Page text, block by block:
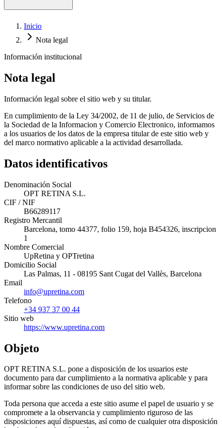
Inicio
Nota legal
Información institucional
Nota legal
Información legal sobre el sitio web y su titular.
En cumplimiento de la Ley 34/2002, de 11 de julio, de Servicios de
la Sociedad de la Informacion y Comercio Electronico, informamos
a los usuarios de los datos de la empresa titular de este sitio web y
del marco normativo aplicable a la actividad desarrollada.
Datos identificativos
Denominación Social
OPT RETINA S.L.
CIF / NIF
B66289117
Registro Mercantil
Barcelona, tomo 44377, folio 159, hoja B454326, inscripcion
1
Nombre Comercial
UpRetina y OPTretina
Domicilio Social
Las Palmas, 11 - 08195 Sant Cugat del Vallès, Barcelona
Email
info@upretina.com
Telefono
+34 937 37 00 44
Sitio web
https://www.upretina.com
Objeto
OPT RETINA S.L. pone a disposición de los usuarios este
documento para dar cumplimiento a la normativa aplicable y para
informar sobre las condiciones de uso del sitio web.
Toda persona que acceda a este sitio asume el papel de usuario y se
compromete a la observancia y cumplimiento riguroso de las
disposiciones aquí dispuestas, así como de cualquier otra disposición